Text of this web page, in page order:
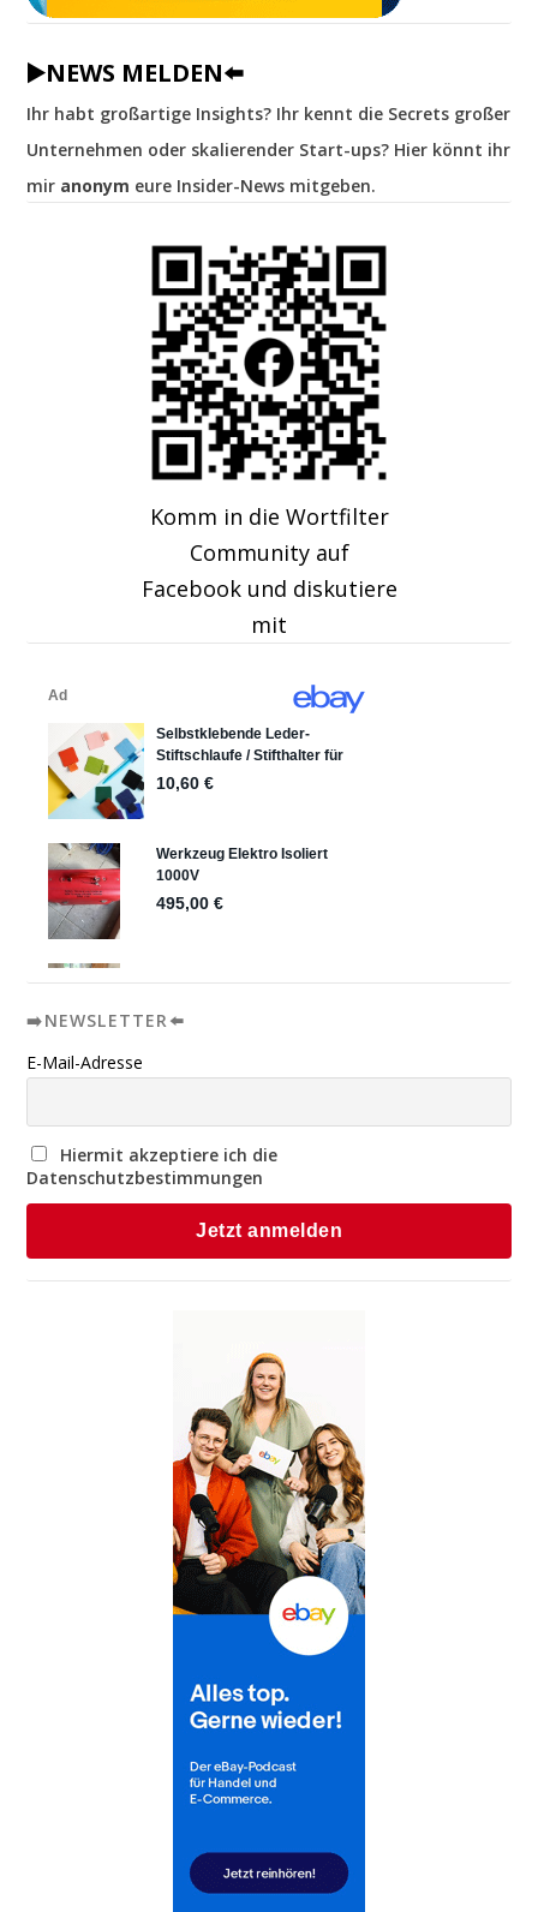
▶️NEWS MELDEN⬅️
Ihr habt großartige Insights? Ihr kennt die Secrets großer
Unternehmen oder skalierender Start-ups? Hier könnt ihr
mir anonym eure Insider-News mitgeben.
Komm in die Wortfilter
Community auf
Facebook und diskutiere
mit
➡️NEWSLETTER⬅️
E-Mail-Adresse
Hiermit akzeptiere ich die
Datenschutzbestimmungen